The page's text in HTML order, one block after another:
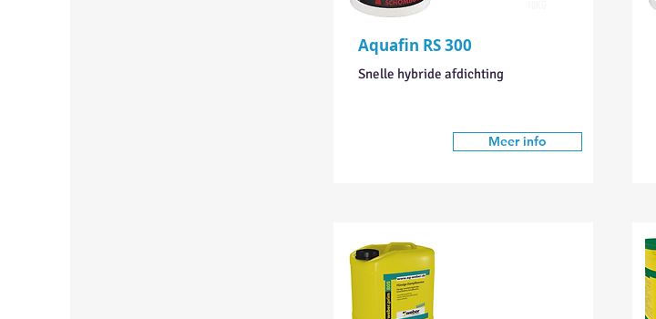
Aquafin RS 300
Snelle hybride afdichting
Meer info